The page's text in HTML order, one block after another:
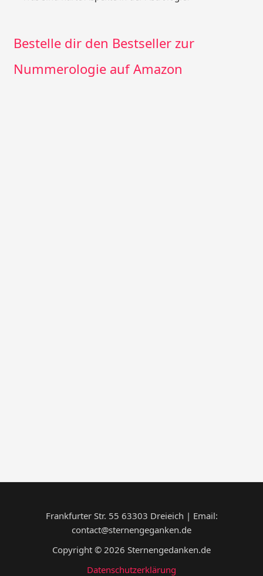
Bestelle dir den Bestseller zur
Nummerologie auf Amazon
Frankfurter Str. 55 63303 Dreieich | Email:
contact@sternengeganken.de
Copyright © 2026 Sternengedanken.de
Datenschutzerklärung